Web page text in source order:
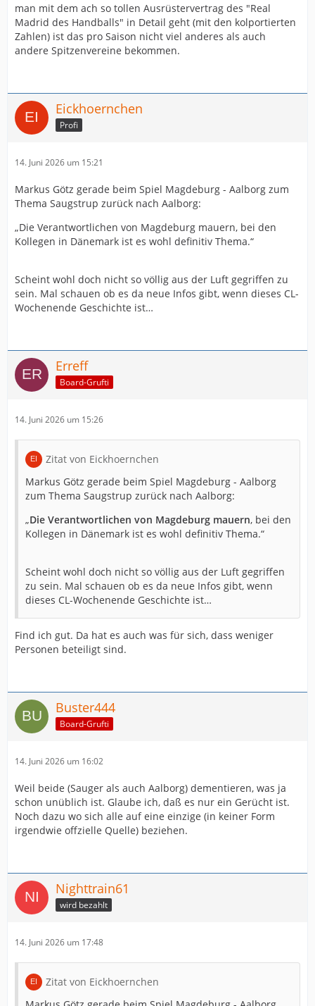
man mit dem ach so tollen Ausrüstervertrag des "Real
Madrid des Handballs" in Detail geht (mit den kolportierten
Zahlen) ist das pro Saison nicht viel anderes als auch
andere Spitzenvereine bekommen.
Eickhoernchen
Profi
14. Juni 2026 um 15:21
Markus Götz gerade beim Spiel Magdeburg - Aalborg zum
Thema Saugstrup zurück nach Aalborg:
„Die Verantwortlichen von Magdeburg mauern, bei den
Kollegen in Dänemark ist es wohl definitiv Thema.“
Scheint wohl doch nicht so völlig aus der Luft gegriffen zu
sein. Mal schauen ob es da neue Infos gibt, wenn dieses CL-
Wochenende Geschichte ist…
Erreff
Board-Grufti
14. Juni 2026 um 15:26
Zitat von Eickhoernchen
Markus Götz gerade beim Spiel Magdeburg - Aalborg
zum Thema Saugstrup zurück nach Aalborg:
„Die Verantwortlichen von Magdeburg mauern, bei den
Kollegen in Dänemark ist es wohl definitiv Thema.“
Scheint wohl doch nicht so völlig aus der Luft gegriffen
zu sein. Mal schauen ob es da neue Infos gibt, wenn
dieses CL-Wochenende Geschichte ist…
Find ich gut. Da hat es auch was für sich, dass weniger
Personen beteiligt sind.
Buster444
Board-Grufti
14. Juni 2026 um 16:02
Weil beide (Sauger als auch Aalborg) dementieren, was ja
schon unüblich ist. Glaube ich, daß es nur ein Gerücht ist.
Noch dazu wo sich alle auf eine einzige (in keiner Form
irgendwie offzielle Quelle) beziehen.
Nighttrain61
wird bezahlt
14. Juni 2026 um 17:48
Zitat von Eickhoernchen